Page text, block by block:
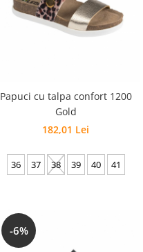
Papuci cu talpa confort 1200
Gold
182,01 Lei
36 37 38 39 40 41
-6%